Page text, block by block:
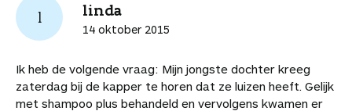
l linda
14 oktober 2015
Ik heb de volgende vraag: Mijn jongste dochter kreeg
zaterdag bij de kapper te horen dat ze luizen heeft. Gelijk
met shampoo plus behandeld en vervolgens kwamen er